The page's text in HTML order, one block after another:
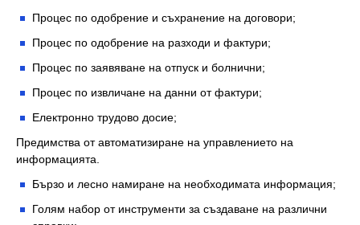
Процес по одобрение и съхранение на договори;
Процес по одобрение на разходи и фактури;
Процес по заявяване на отпуск и болнични;
Процес по извличане на данни от фактури;
Електронно трудово досие;
Предимства от автоматизиране на управлението на
информацията.
Бързо и лесно намиране на необходимата информация;
Голям набор от инструменти за създаване на различни